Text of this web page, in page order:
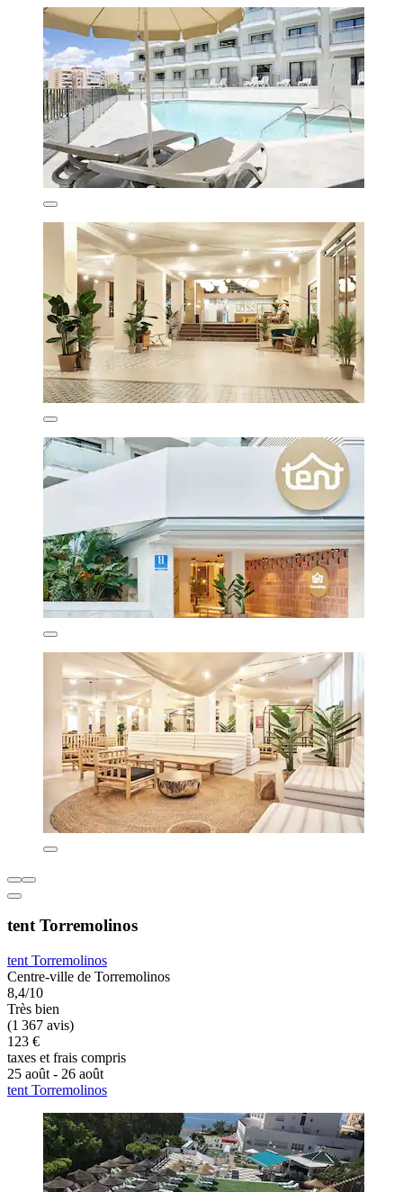
tent Torremolinos
tent Torremolinos
Centre-ville de Torremolinos
8,4/10
Très bien
(1 367 avis)
123 €
taxes et frais compris
25 août - 26 août
tent Torremolinos